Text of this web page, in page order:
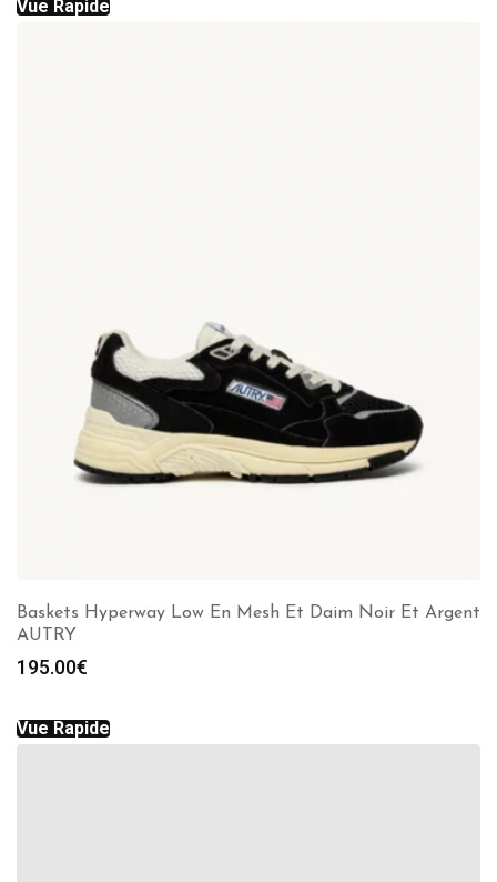
Vue Rapide
Baskets Hyperway Low En Mesh Et Daim Noir Et Argent
AUTRY
195.00€
Vue Rapide